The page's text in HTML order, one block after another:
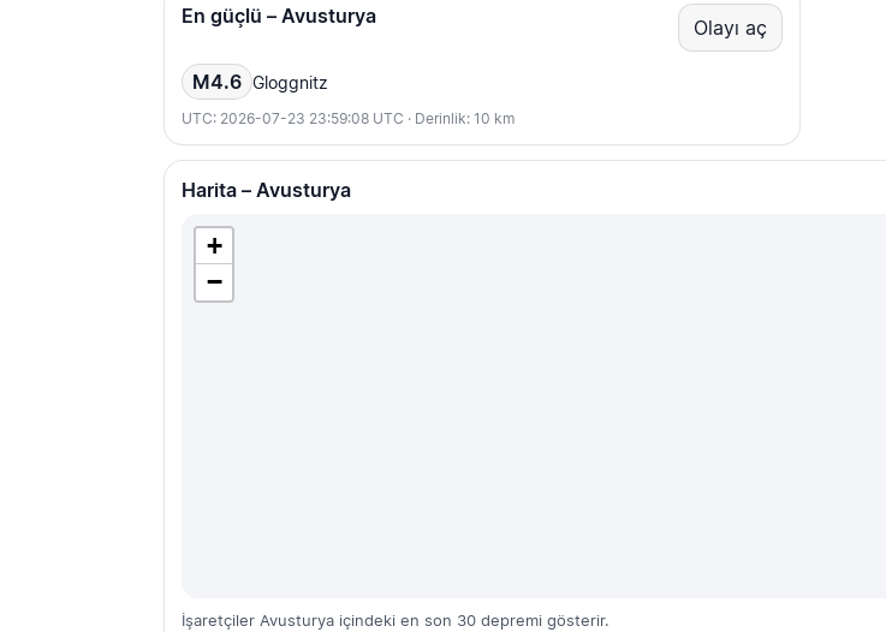
En güçlü – Avusturya Olayı aç
M4.6 Gloggnitz
UTC: 2026-07-23 23:59:08 UTC · Derinlik: 10 km
Harita – Avusturya
+
−
İşaretçiler Avusturya içindeki en son 30 depremi gösterir.